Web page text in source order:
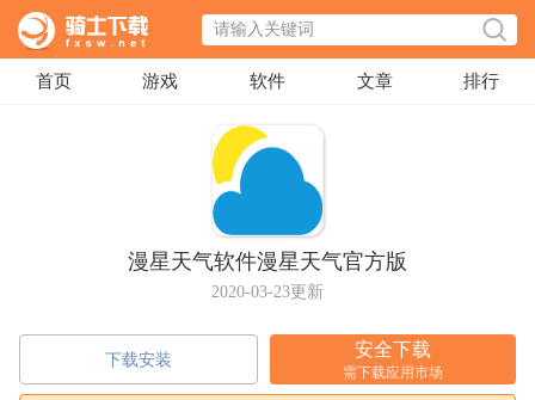
首页 游戏 软件 文章 排行
漫星天气软件漫星天气官方版
2020-03-23更新
下载安装
安全下载
需下载应用市场